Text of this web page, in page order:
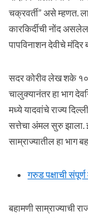
चक्रवर्ती” असे म्हणत.
कारकिर्दीची नोंद
पापविनाशन देवीचे
सदर कोरीव लेख शके
चालुक्यानंतर हा भाग
मध्ये यादवांचे राज्य
सत्तेचा अंमल सुरु झाला.
साम्राज्यातील हा भाग
गरुड पक्षाची संपूर्ण
बहामणी साम्राज्याची